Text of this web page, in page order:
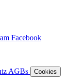
Facebook
AGBs Cookies